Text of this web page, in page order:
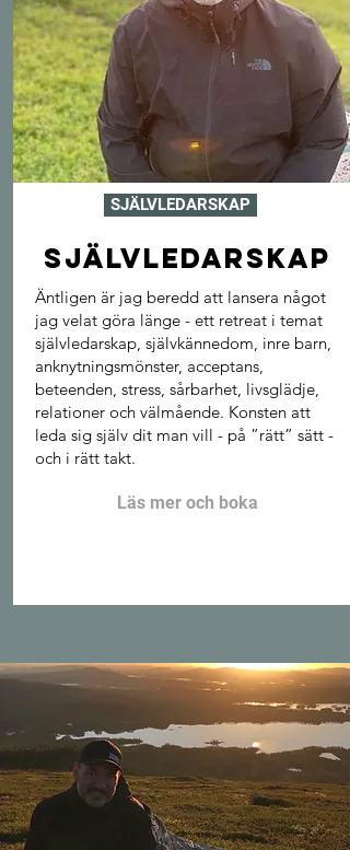
SJÄLVLEDARSKAP
SJÄLVLEDARSKAP
Äntligen är jag beredd att lansera något
jag velat göra länge - ett retreat i temat
självledarskap, självkännedom, inre barn,
anknytningsmönster, acceptans,
beteenden, stress, sårbarhet, livsglädje,
relationer och välmående. Konsten att
leda sig själv dit man vill - på ”rätt” sätt -
och i rätt takt.
Läs mer och boka